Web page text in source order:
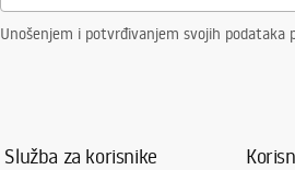
Unošenjem i potvrđivanjem svojih
Služba za korisnike